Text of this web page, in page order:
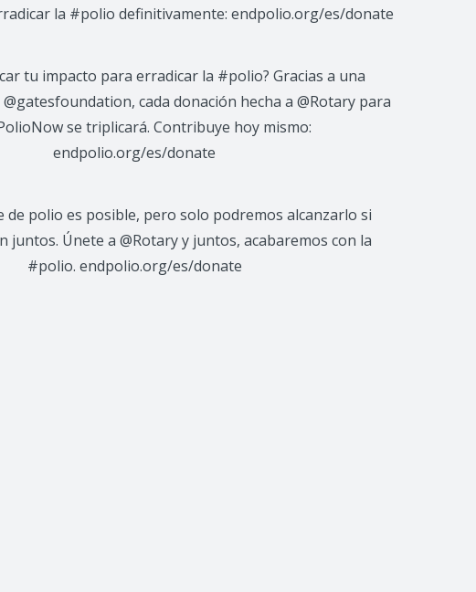
la #polio definitivamente: endpolio.org/es/donate
tu impacto para erradicar la #polio? Gracias a una
cada donación hecha a @Rotary para
se triplicará. Contribuye hoy mismo:
endpolio.org/es/donate
de polio es posible, pero solo podremos alcanzarlo si
juntos. Únete a @Rotary y juntos, acabaremos con la
#polio. endpolio.org/es/donate